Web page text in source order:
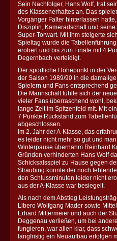
Sein Nachfolger, Hans Wolf, trat
des Klassenerhaltes an. Das
Vorgänger Falter hinterlassen
Disziplin, Kameradschaft und
Super-Torwart. Mit ihm steigerte
Spieltag wurde die
erobert und bis zum Finale mit 4
Degernbach verteidigt.
Der sportliche Höhepunkt in der
der Saison 1989/90 in die
Spielern und Fans entsprechend
Die Mannschaft fühlte sich der
vieler Fans überraschend wohl,
lange Zeit im Spitzenfeld mit. Mit
7 Punkte Rückstand zum
abgeschlossen.
Im 2. Jahr der A-Klasse, das
es leider nicht mehr so gut und
Winterpause übernahm Reinhard
Gründen verhinderten Hans Wolf
Schicksalsspiel zu Hause gegen
Straubing konnte der noch
den Schlussminuten leider nicht
aus der A-Klasse war besiegelt.
Als nach dem Abstieg
Libero Wolfgang Mader sowie
Erhard Mittermeier und auch der
Deggenau verließen, um bei
fungieren, war allen klar, dass
langfristig ein Neuaufbau erfolgen